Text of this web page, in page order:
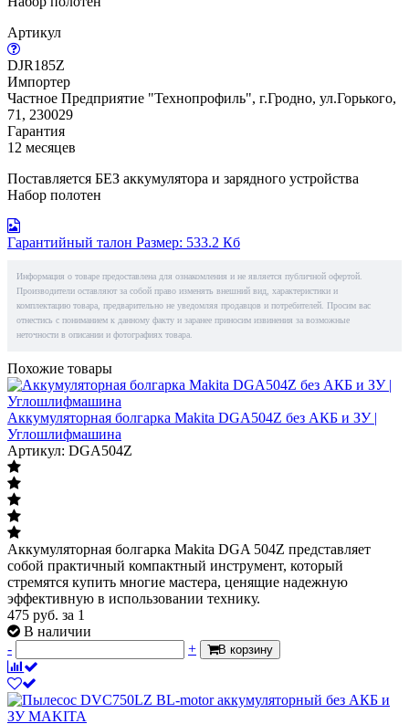
Артикул
DJR185Z
Импортер
Частное Предприятие "Технопрофиль", г.Гродно, ул.Горького,
71, 230029
Гарантия
12 месяцев
Поставляется БЕЗ аккумулятора и зарядного устройства
Набор полотен
Гарантийный талон Размер: 533.2 Кб
Информация о товаре предоставлена для ознакомления и не является публичной офертой.
Производители оставляют за собой право изменять внешний вид, характеристики и
комплектацию товара, предварительно не уведомляя продавцов и потребителей. Просим вас
отнестись с пониманием к данному факту и заранее приносим извинения за возможные
неточности в описании и фотографиях товара.
Похожие товары
Аккумуляторная болгарка Makita DGA504Z без АКБ и ЗУ |
Углошлифмашина
Артикул: DGA504Z
Аккумуляторная болгарка Makita DGA 504Z представляет
собой практичный компактный инструмент, который
стремятся купить многие мастера, ценящие надежную
эффективную в использовании технику.
475 руб. за 1
В наличии
-
+ В корзину